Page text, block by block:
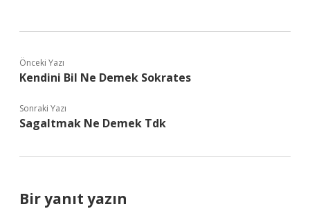
Önceki Yazı
Kendini Bil Ne Demek Sokrates
Sonraki Yazı
Sagaltmak Ne Demek Tdk
Bir yanıt yazın